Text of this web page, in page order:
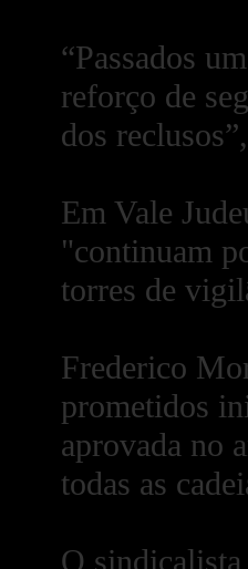
“Passados
reforço de
dos
Em Vale
"continuam
torres de
Frederico
prometidos
aprovada no
todas as
O